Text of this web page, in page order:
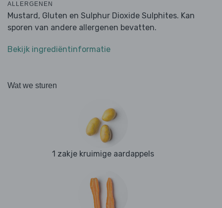
ALLERGENEN
Mustard, Gluten en Sulphur Dioxide Sulphites. Kan
sporen van andere allergenen bevatten.
Bekijk ingrediëntinformatie
Wat we sturen
1 zakje kruimige aardappels